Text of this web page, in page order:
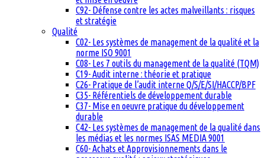
C92- Défense contre les actes malveillants : risques
et stratégie
Qualité
C02- Les systèmes de management de la qualité et la
norme ISO 9001
C08- Les 7 outils du management de la qualité (TQM)
C19- Audit interne : théorie et pratique
C26- Pratique de l’audit interne Q/S/E/SI/HACCP/BPF
C35- Référentiels de développement durable
C37- Mise en oeuvre pratique du développement
durable
C42- Les systèmes de management de la qualité dans
les médias et les normes ISAS MEDIA 9001
C60- Achats et Approvisionnements dans le